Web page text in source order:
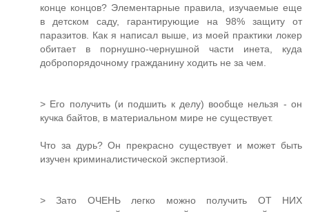
конце концов? Элементарные правила, изучаемые еще
в детском саду, гарантирующие на 98% защиту от
паразитов. Как я написал выше, из моей практики локер
обитает в порнушно-чернушной части инета, куда
добропорядочному гражданину ходить не за чем.
> Его получить (и подшить к делу) вообще нельзя - он
кучка байтов, в материальном мире не существует.
Что за дурь? Он прекрасно существует и может быть
изучен криминалистической экспертизой.
> Зато ОЧЕНЬ легко можно получить ОТ НИХ